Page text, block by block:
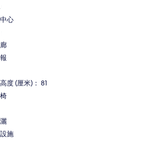
心
度 (厘米)： 81
施